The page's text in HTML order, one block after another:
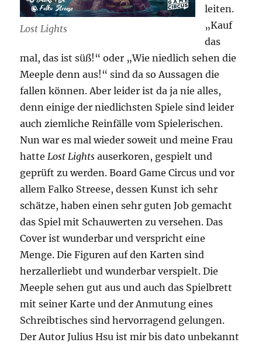
Lost Lights
leiten.
„Kauf
das
mal, das ist süß!“ oder „Wie niedlich sehen die
Meeple denn aus!“ sind da so Aussagen die
fallen können. Aber leider ist da ja nie alles,
denn einige der niedlichsten Spiele sind leider
auch ziemliche Reinfälle vom Spielerischen.
Nun war es mal wieder soweit und meine Frau
hatte Lost Lights auserkoren, gespielt und
geprüft zu werden. Board Game Circus und vor
allem Falko Streese, dessen Kunst ich sehr
schätze, haben einen sehr guten Job gemacht
das Spiel mit Schauwerten zu versehen. Das
Cover ist wunderbar und verspricht eine
Menge. Die Figuren auf den Karten sind
herzallerliebt und wunderbar verspielt. Die
Meeple sehen gut aus und auch das Spielbrett
mit seiner Karte und der Anmutung eines
Schreibtisches sind hervorragend gelungen.
Der Autor Julius Hsu ist mir bis dato unbekannt